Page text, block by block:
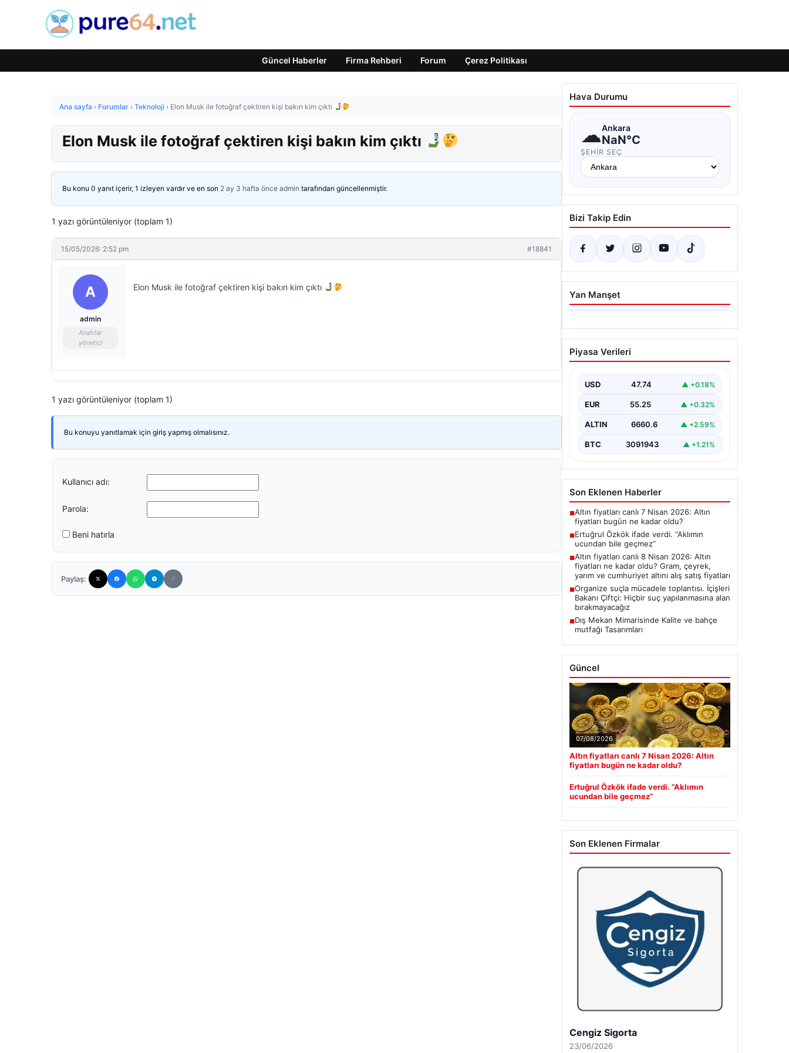
Güncel Haberler Firma Rehberi Forum Çerez Politikası
Ana sayfa › Forumlar › Teknoloji › Elon Musk ile fotoğraf çektiren kişi bakın kim çıktı
Elon Musk ile fotoğraf çektiren kişi bakın kim çıktı
Bu konu 0 yanıt içerir, 1 izleyen vardır ve en son 2 ay 3 hafta önce admin tarafından güncellenmiştir.
1 yazı görüntüleniyor (toplam 1)
15/05/2026: 2:52 pm #18841
A
admin
Anahtar
yönetici
Elon Musk ile fotoğraf çektiren kişi bakın kim çıktı
1 yazı görüntüleniyor (toplam 1)
Bu konuyu yanıtlamak için giriş yapmış olmalısınız.
Kullanıcı adı:
Parola:
Beni hatırla
Paylaş:
Hava Durumu
☁Ankara
NaN°C
ŞEHIR SEÇ
Bizi Takip Edin
Yan Manşet
06.08.2026
Ertuğrul Özkök ifade
verdi. “Aklımın ucundan
Piyasa Verileri
USD 47.74 ▲ +0.18%
EUR 55.25 ▲ +0.32%
ALTIN 6660.6 ▲ +2.59%
BTC 3091943 ▲ +1.21%
Son Eklenen Haberler
■Altın fiyatları canlı 7 Nisan 2026: Altın
fiyatları bugün ne kadar oldu?
■Ertuğrul Özkök ifade verdi. “Aklımın
ucundan bile geçmez”
■Altın fiyatları canlı 8 Nisan 2026: Altın
fiyatları ne kadar oldu? Gram, çeyrek,
yarım ve cumhuriyet altını alış satış fiyatları
■Organize suçla mücadele toplantısı. İçişleri
Bakanı Çiftçi: Hiçbir suç yapılanmasına alan
bırakmayacağız
■Dış Mekan Mimarisinde Kalite ve bahçe
mutfağı Tasarımları
Güncel
07/08/2026
Altın fiyatları canlı 7 Nisan 2026: Altın
fiyatları bugün ne kadar oldu?
Ertuğrul Özkök ifade verdi. “Aklımın
ucundan bile geçmez”
Son Eklenen Firmalar
Cengiz Sigorta
23/06/2026